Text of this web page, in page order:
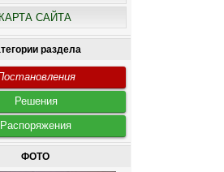
КАРТА САЙТА
раздела
Решения
Распоряжения
ФОТО